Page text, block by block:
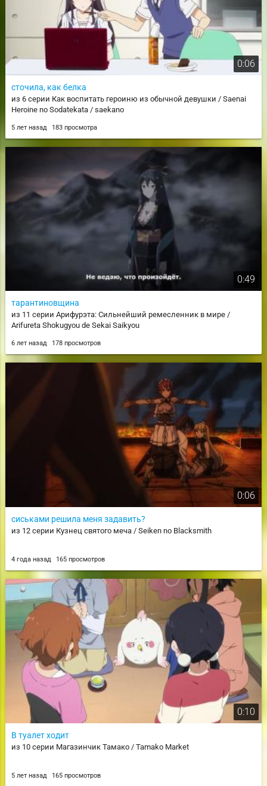
0:06
сточила, как белка
из 6 серии Как воспитать героиню из обычной девушки / Saenai
Heroine no Sodatekata / saekano
5 лет назад 183 просмотра
0:49
тарантиновщина
из 11 серии Арифурэта: Сильнейший ремесленник в мире /
Arifureta Shokugyou de Sekai Saikyou
6 лет назад 178 просмотров
0:06
сиськами решила меня задавить?
из 12 серии Кузнец святого меча / Seiken no Blacksmith
4 года назад 165 просмотров
0:10
В туалет ходит
из 10 серии Магазинчик Тамако / Tamako Market
5 лет назад 165 просмотров